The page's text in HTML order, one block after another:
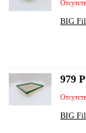
BIG
BIG
979 Р